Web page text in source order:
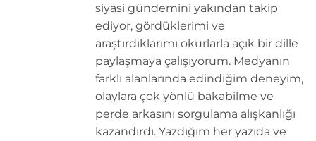
siyasi gündemini yakından takip
ediyor, gördüklerimi ve
araştırdıklarımı okurlarla açık bir dille
paylaşmaya çalışıyorum. Medyanın
farklı alanlarında edindiğim deneyim,
olaylara çok yönlü bakabilme ve
perde arkasını sorgulama alışkanlığı
kazandırdı. Yazdığım her yazıda ve